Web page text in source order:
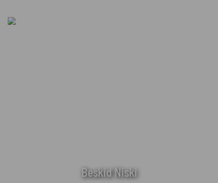
Beskid Niski